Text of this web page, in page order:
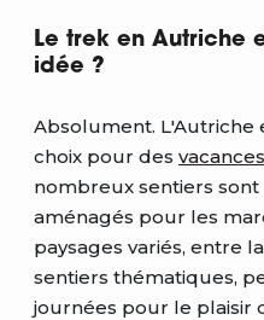
Le trek en Autriche
idée ?
Absolument. L'Autriche
choix pour des
nombreux sentiers
aménagés pour les
paysages variés, entre
sentiers thématiques,
journées pour le plaisir